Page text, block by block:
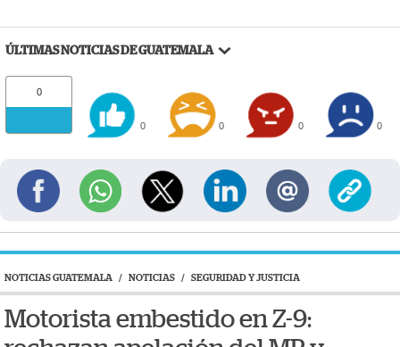
ÚLTIMAS NOTICIAS DE GUATEMALA
0
0 0 0 0
NOTICIAS GUATEMALA / NOTICIAS / SEGURIDAD Y JUSTICIA
Motorista embestido en Z-9: